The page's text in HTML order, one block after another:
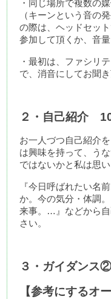
・同じ場所で複数の
（キーンという音の
の際は、ヘッドセッ
参加して頂くか、音
・最初は、ファシリ
で、消音にしてお聞
２・自己紹介　
お一人づつ自己紹介
は興味を持って、う
ではないかと私は思い
『今日呼ばれたい名
か。今の気分・体調
来事。…』などから
さい。
３・ガイダンス
【参考にするオ